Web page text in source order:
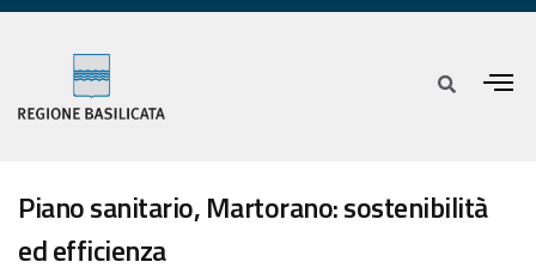
Piano sanitario, Martorano: sostenibilità
ed efficienza